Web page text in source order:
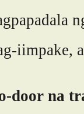
iimpake,
door na